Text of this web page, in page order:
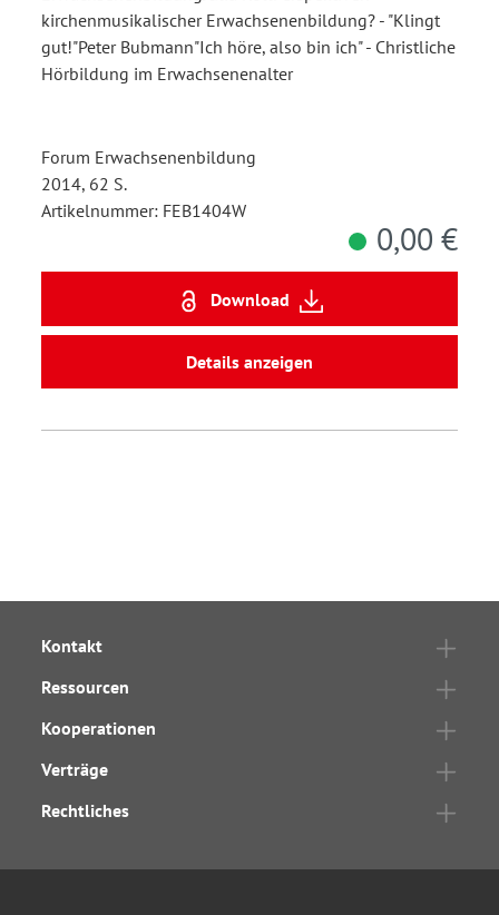
kirchenmusikalischer Erwachsenenbildung? - "Klingt
gut!"Peter Bubmann"Ich höre, also bin ich" - Christliche
Hörbildung im Erwachsenenalter
Forum Erwachsenenbildung
2014, 62 S.
Artikelnummer: FEB1404W
0,00 €
Download
Details anzeigen
Kontakt
Ressourcen
Kooperationen
Verträge
Rechtliches